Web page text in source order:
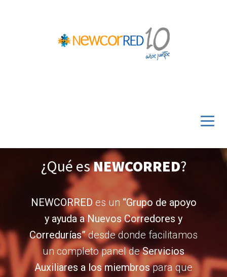
¿Qué esNEWCORRED?
NEWCORRED es un “Grupo de apoyo
y ayuda a Nuevos Corredores y
Corredurías”desde donde facilitamos
un completo panel deServicios
Auxiliares a los miembrospara que